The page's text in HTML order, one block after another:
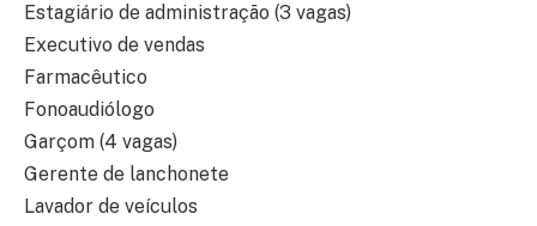
Estagiário de administração (3 vagas)
Executivo de vendas
Farmacêutico
Fonoaudiólogo
Garçom (4 vagas)
Gerente de lanchonete
Lavador de veículos